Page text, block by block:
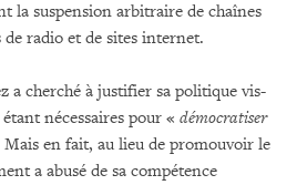
la suspension arbitraire de chaînes
radio et de sites internet.
a cherché à justifier sa politique vis-
nécessaires pour « démocratiser
Mais en fait, au lieu de promouvoir le
a abusé de sa compétence